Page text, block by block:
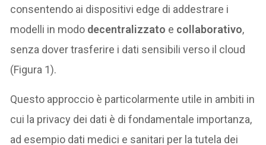
consentendo ai dispositivi edge di addestrare i
modelli in modo decentralizzato e collaborativo,
senza dover trasferire i dati sensibili verso il cloud
(Figura 1).
Questo approccio è particolarmente utile in ambiti in
cui la privacy dei dati è di fondamentale importanza,
ad esempio dati medici e sanitari per la tutela dei